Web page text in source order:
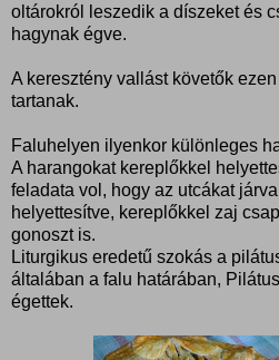
oltárokról leszedik a díszeket és
hagynak égve.
A keresztény vallást követők
tartanak.
Faluhelyen ilyenkor különleges
A harangokat kereplőkkel
feladata vol, hogy az utcákat
helyettesítve, kereplőkkel zaj
gonoszt is.
Liturgikus eredetű szokás a
általában a falu határában,
égettek.